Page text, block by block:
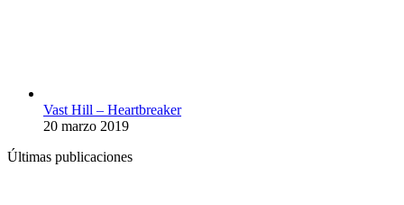
Vast Hill – Heartbreaker
20 marzo 2019
Últimas publicaciones